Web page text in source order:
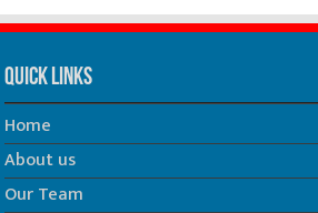
Quick Links
Home
About us
Our Team